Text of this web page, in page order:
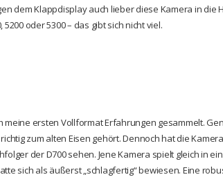
dem Klappdisplay auch lieber diese Kamera in
oder 5300 – das gibt sich nicht viel.
meine ersten Vollformat Erfahrungen gesammelt.
zum alten Eisen gehört. Dennoch hat die
der D700 sehen. Jene Kamera spielt gleich in
sich als äußerst „schlagfertig“ bewiesen. Eine